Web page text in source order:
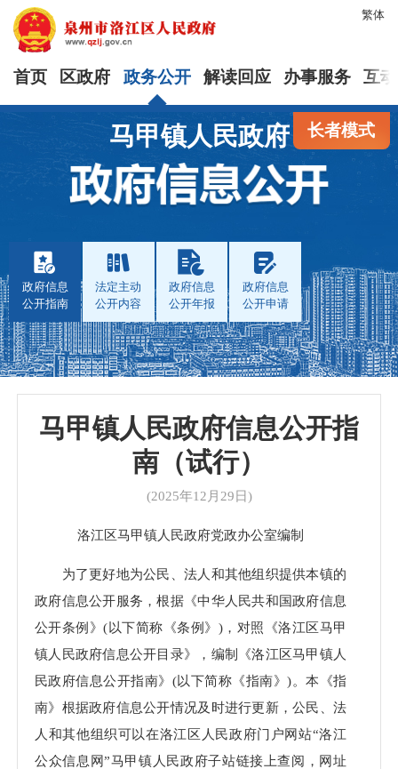
繁体
首页 区政府 政务公开 解读回应 办事服务 互
长者模式
马甲镇人民政府
政府信息
公开指南
法定主动
公开内容
政府信息
公开年报
政府信息
公开申请
马甲镇人民政府信息公开指
南（试行）
(2025年12月29日)
洛江区马甲镇人民政府党政办公室编制
为了更好地为公民、法人和其他组织提供本镇的
政府信息公开服务，根据《中华人民共和国政府信息
公开条例》(以下简称《条例》)，对照《洛江区马甲
镇人民政府信息公开目录》，编制《洛江区马甲镇人
民政府信息公开指南》(以下简称《指南》)。本《指
南》根据政府信息公开情况及时进行更新，公民、法
人和其他组织可以在洛江区人民政府门户网站“洛江
公众信息网”马甲镇人民政府子站链接上查阅，网址